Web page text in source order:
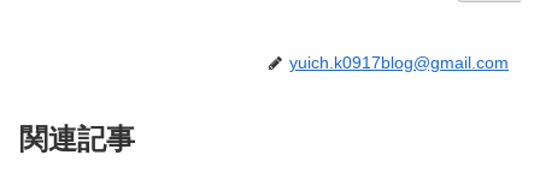
yuich.k0917blog@gmail.com
関連記事